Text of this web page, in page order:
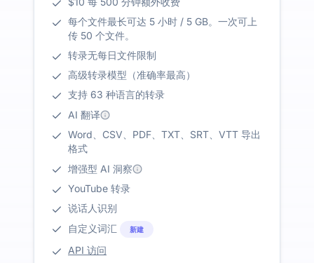
每个文件最长可达 5 小时 / 5 GB。一次可上
传 50 个文件。
转录无每日文件限制
高级转录模型（准确率最高）
支持 63 种语言的转录
AI 翻译
Word、CSV、PDF、TXT、SRT、VTT 导出
格式
增强型 AI 洞察
YouTube 转录
说话人识别
自定义词汇
新建
API 访问